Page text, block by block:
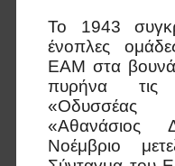
Το 1943
ένοπλες
ΕΑΜ στα βουνά
πυρήνα τις
«Οδυσσέας
«Αθανάσιος
Νοέμβριο